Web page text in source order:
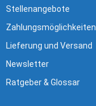
Stellenangebote
Zahlungsmöglichkeiten
Lieferung und Versand
Newsletter
Ratgeber & Glossar